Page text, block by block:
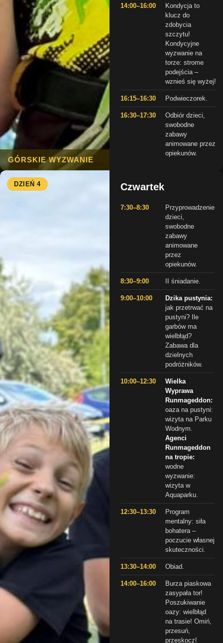
GÓRSKIE WYZWANIE
14:00–16:00
Kondycja to
klucz do
zdobycia
szczytu!
Kondycyjne
wyzwanie na
torze: strome
podejścia –
wznieś się wyżej!
16:15–16:30 Podwieczorek.
16:30–17:30
Odbiór dzieci,
swobodne
zabawy
animowane przez
opiekunów.
DZIEŃ 4 Czwartek
7:30–8:30
Przyprowadzenie
dzieci,
swobodne
zabawy
animowane
przez
opiekunów.
8:30–9:00 II śniadanie.
9:00–10:00
Dzika pustynia:
jak przetrwać na
pustyni? Ile
garbów ma
wielbłąd?
Zabawa dla
dzielnych
podróżników.
10:00–12:30
Wielka
Wyprawa
Runmageddon:
oaza na pustyni:
wizyta na Parku
Wodnym.
Agenci
Runmageddon
na tropie:
wodne
wyzwanie:
wizyta w
Aquaparku.
12:30–13:30
Program
mentalny: siła
bohatera –
poczucie własnej
skuteczności.
13:30–14:00 Obiad.
14:00–16:00
Burza piaskowa
zasypała tor!
Poszukiwanie
oazy: wielbłąd
na trasie! Omiń,
przesuń,
przeskocz!